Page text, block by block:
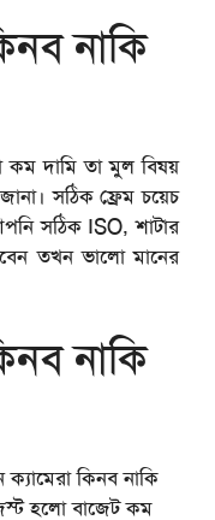
নাকি
দামি তা মুল বিষয়
সঠিক ফ্রেম চয়েচ
সঠিক ISO, শাটার
তখন ভালো মানের
নাকি
কিনব নাকি
হলো বাজেট কম